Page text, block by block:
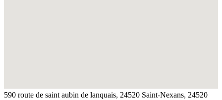
590 route de saint aubin de lanquais, 24520 Saint-Nexans, 24520